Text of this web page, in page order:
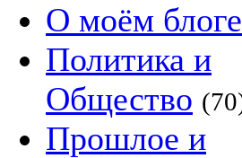
О моём блоге
Политика и
Общество
Прошлое и